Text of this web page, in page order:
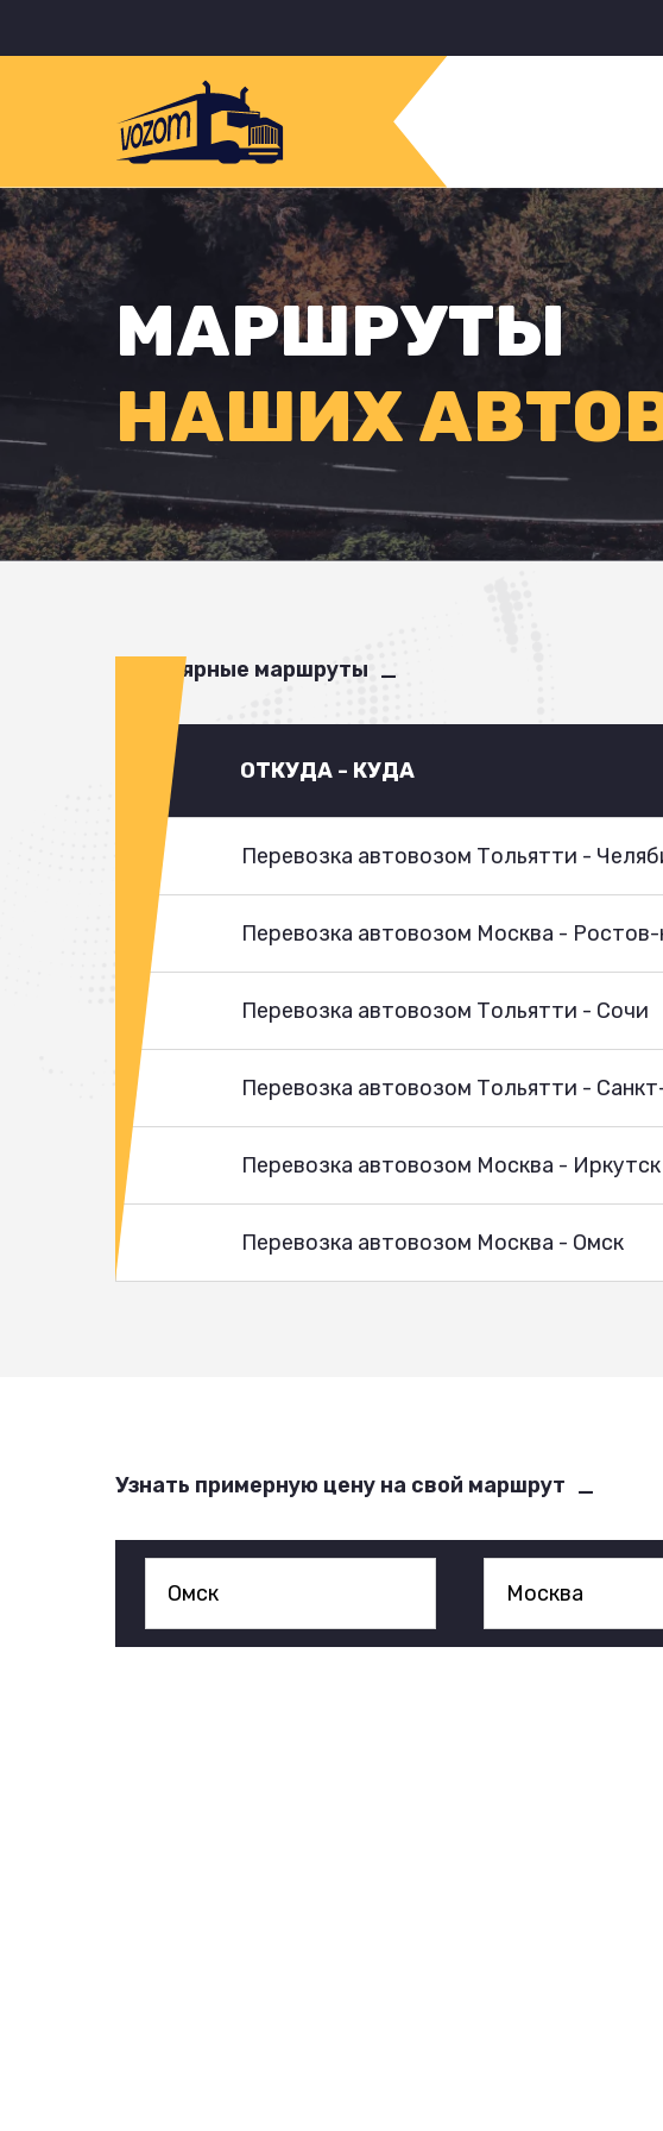
МАРШРУТЫ
НАШИХ
Популярные маршруты
ОТКУДА - КУДА
Перевозка автовозом Тольятти -
Перевозка автовозом Москва -
Перевозка автовозом Тольятти - Сочи
Перевозка автовозом Тольятти -
Перевозка автовозом Москва - Иркутск
Перевозка автовозом Москва - Омск
Узнать примерную цену на свой маршрут